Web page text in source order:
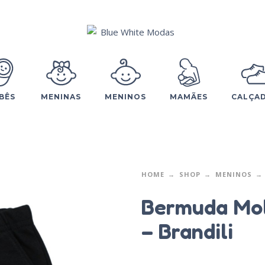
MENINAS MENINOS MAMÃES
HOME SHOP MENINOS
Bermuda
– Brandili